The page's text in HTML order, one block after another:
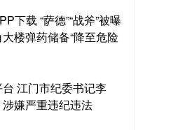
下载 “萨德”“战斧”被曝
楼弹药储备“降至危险
江门市纪委书记李
嫌严重违纪违法